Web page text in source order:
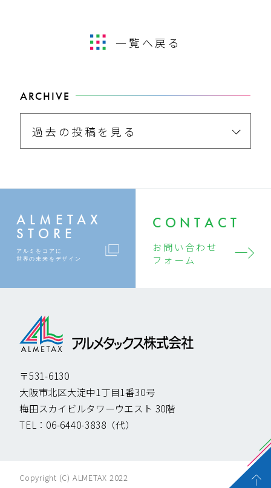
一覧へ戻る
ARCHIVE
過去の投稿を見る
ALMETAX
STORE
アルミをコアに
世界の未来をデザイン
CONTACT
お問い合わせ
フォーム
〒531-6130
大阪市北区大淀中1丁目1番30号
梅田スカイビルタワーウエスト 30階
TEL： 06-6440-3838 （代）
Copyright (C) ALMETAX 2022